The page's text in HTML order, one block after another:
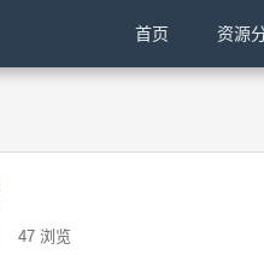
首页 资源
47 浏览